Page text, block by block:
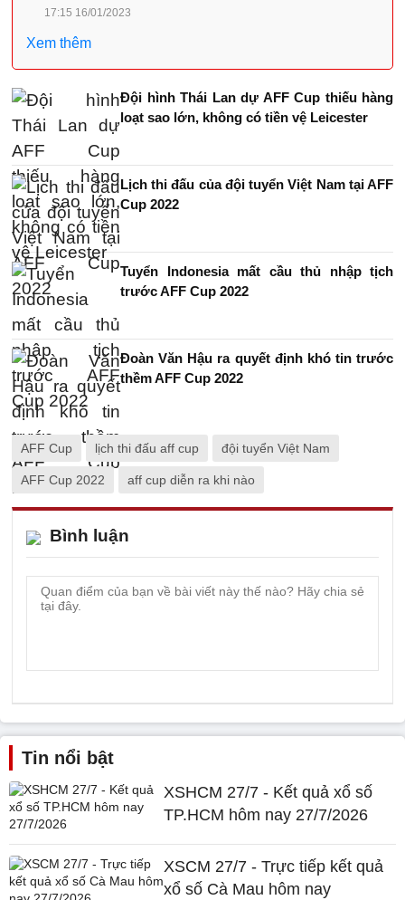
17:15 16/01/2023
Xem thêm
Đội hình Thái Lan dự AFF Cup thiếu hàng
loạt sao lớn, không có tiền vệ Leicester
Lịch thi đấu của đội tuyển Việt Nam tại AFF
Cup 2022
Tuyển Indonesia mất cầu thủ nhập tịch
trước AFF Cup 2022
Đoàn Văn Hậu ra quyết định khó tin trước
thềm AFF Cup 2022
AFF Cup lịch thi đấu aff cup đội tuyển Việt Nam
AFF Cup 2022 aff cup diễn ra khi nào
Bình luận
Tin nổi bật
XSHCM 27/7 - Kết quả xổ số
TP.HCM hôm nay 27/7/2026
XSCM 27/7 - Trực tiếp kết quả
xổ số Cà Mau hôm nay